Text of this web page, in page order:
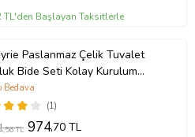
TL'den Başlayan Taksitlerle
Paslanmaz Çelik Tuvalet
Bide Seti Kolay Kurulum
Çift Çıkışlı Gümüş Evcil
Yıkama Aleti
(1)
Bedava
,56 TL 974,70 TL